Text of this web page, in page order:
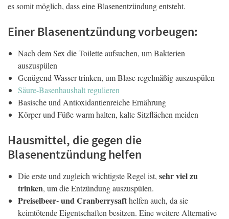
es somit möglich, dass eine Blasenentzündung entsteht.
Einer Blasenentzündung vorbeugen:
Nach dem Sex die Toilette aufsuchen, um Bakterien
auszuspülen
Genügend Wasser trinken, um Blase regelmäßig auszuspülen
Säure-Basenhaushalt regulieren
Basische und Antioxidantienreiche Ernährung
Körper und Füße warm halten, kalte Sitzflächen meiden
Hausmittel, die gegen die
Blasenentzündung helfen
Die erste und zugleich wichtigste Regel ist, sehr viel zu
trinken, um die Entzündung auszuspülen.
Preiselbeer- und Cranberrysafthelfen auch, da sie
keimtötende Eigentschaften besitzen. Eine weitere Alternative